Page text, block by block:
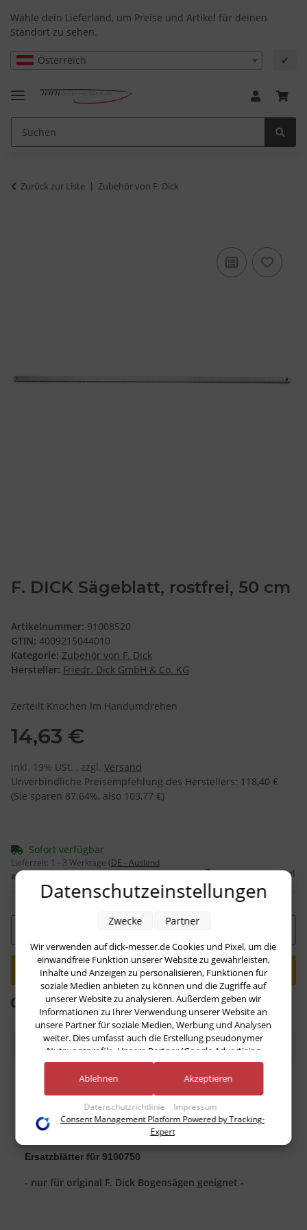
Wähle dein Lieferland, um Preise und Artikel für deinen
Standort zu sehen.
Österreich ✔
Zurück zur Liste Zubehör von F. Dick
F. DICK Sägeblatt, rostfrei, 50 cm
Artikelnummer: 91008520
GTIN: 4009215044010
Kategorie: Zubehör von F. Dick
Hersteller: Friedr. Dick GmbH & Co. KG
Zerteilt Knochen im Handumdrehen
14,63 €
inkl. 19% USt. , zzgl. Versand
Unverbindliche Preisempfehlung des Herstellers: 118,40 €
(Sie sparen 87.64%, also 103,77 €)
Sofort verfügbar
Lieferzeit: 1 - 3 Werktage (DE - Ausland
abweichend)
Frage zum Artikel
Loading... Komponenten werden geladen ...
Beschreibung
Das aggressive Sägeblatt aus rostfreiem Edelstahl
zerteilt Knochen im Handumdrehen. Passend für die F.
DICK Bogensäge. Einzeln erhältlich. Gesamtlänge: 50
cm = 19½“ cm
Ersatzblätter für 9100750
- nur für original F. Dick Bogensägen geeignet -
Datenschutzeinstellungen
Wir verwenden auf dick-messer.de Cookies und Pixel, um die
einwandfreie Funktion unserer Website zu gewährleisten,
Inhalte und Anzeigen zu personalisieren, Funktionen für
soziale Medien anbieten zu können und die Zugriffe auf
unserer Website zu analysieren. Außerdem geben wir
Informationen zu Ihrer Verwendung unserer Website an
unsere Partner für soziale Medien, Werbung und Analysen
weiter. Dies umfasst auch die Erstellung pseudonymer
Nutzungsprofile. Unsere Partner (Google Advertising
Products) führen diese Informationen möglicherweise mit
weiteren Daten zusammen, die Sie ihnen bereitgestellt haben
im Rahmen Ihrer Nutzung der Dienste gesammelt haben
(bspw. Nutzungsdaten anderer Geräte). Ihre Einwilligung zur
Nutzung von Cookies und Pixeln können Sie jederzeit
widerrufen, indem Sie auf den Datenschutz-Button links
unten klicken und dort die entsprechenden Anpassungen
Datenschutzrichtlinie Impressum
Zwecke Partner
Ablehnen Akzeptieren
Consent Management Platform Powered by Tracking-
Expert